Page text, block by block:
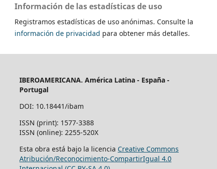
Información de las estadísticas de uso
Registramos estadísticas de uso anónimas. Consulte la
información de privacidad para obtener más detalles.
IBEROAMERICANA. América Latina - España -
Portugal
DOI: 10.18441/ibam
ISSN (print): 1577-3388
ISSN (online): 2255-520X
Esta obra está bajo la licencia Creative Commons
Atribución/Reconocimiento-CompartirIgual 4.0